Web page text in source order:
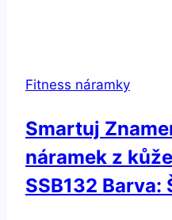
Fitness náramky
Smartuj
náramek z
SSB132